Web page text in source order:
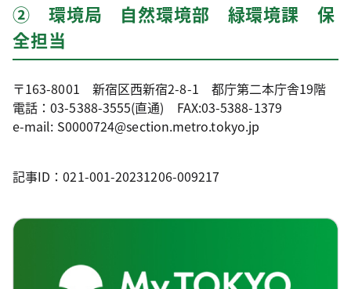
② 環境局 自然環境部 緑環境課 保
全担当
〒163-8001 新宿区西新宿2-8-1 都庁第二本庁舎19階
電話：03-5388-3555(直通) FAX:03-5388-1379
e-mail: S0000724@section.metro.tokyo.jp
記事ID：021-001-20231206-009217